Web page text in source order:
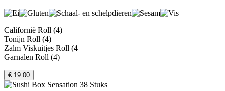
Californië Roll (4)
Tonijn Roll (4)
Zalm Viskuitjes Roll (4
Garnalen Roll (4)
€ 19.00